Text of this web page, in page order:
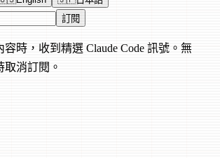
訂閱
時，收到精選 Claude Code 訊號。無
消訂閱。